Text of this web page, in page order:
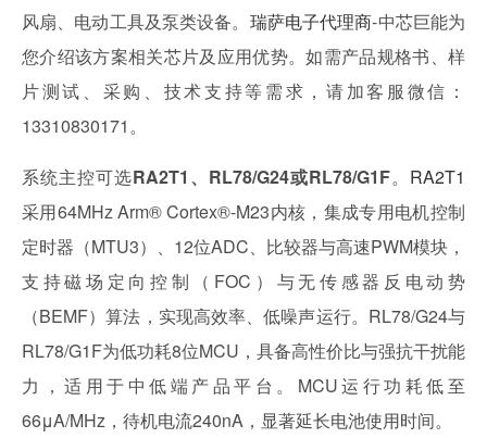
风扇、电动工具及泵类设备。 瑞萨电子代理商-中芯巨能为
您介绍该方案相关芯片及应用优势。如需产品规格书、样
片测试、采购、技术支持等需求，请加客服微信：
13310830171。
系统主控可选RA2T1、RL78/G24或RL78/G1F。 RA2T1
采用64MHz Arm® Cortex®-M23内核，集成专用电机控制
定时器（MTU3）、12位ADC、比较器与高速PWM模块，
支持磁场定向控制（FOC）与无传感器反电动势
（BEMF）算法，实现高效率、低噪声运行。RL78/G24与
RL78/G1F为低功耗8位MCU，具备高性价比与强抗干扰能
力，适用于中低端产品平台。MCU运行功耗低至
66μA/MHz，待机电流240nA，显著延长电池使用时间。